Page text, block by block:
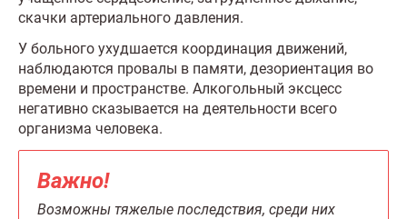
скачки артериального давления.
У больного ухудшается координация движений,
наблюдаются провалы в памяти, дезориентация во
времени и пространстве. Алкогольный эксцесс
негативно сказывается на деятельности всего
организма человека.
Важно!
Возможны тяжелые последствия, среди них